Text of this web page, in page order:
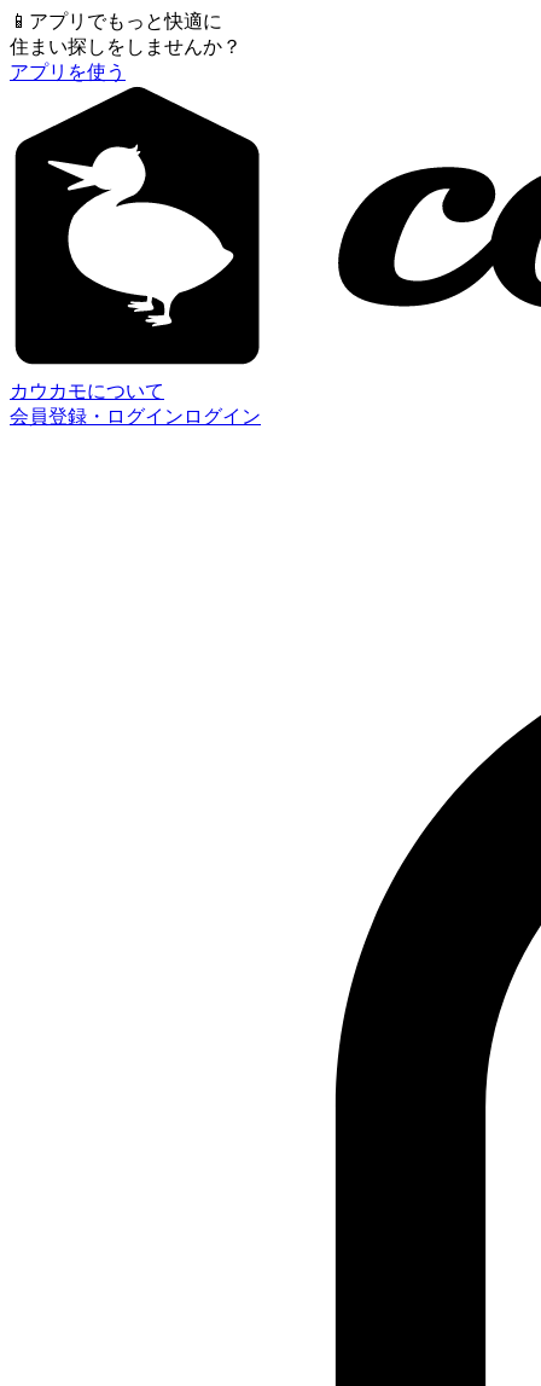
📱 アプリでもっと快適に
住まい探しをしませんか？
アプリを使う
カウカモについて
会員登録・ログイン ログイン